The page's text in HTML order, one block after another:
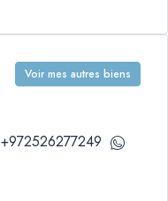
Voir mes autres biens
+972526277249